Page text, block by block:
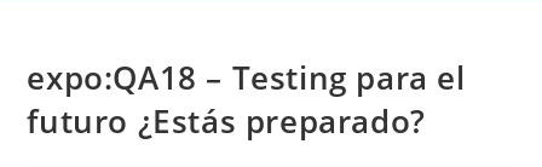
expo:QA18 – Testing para el
futuro ¿Estás preparado?